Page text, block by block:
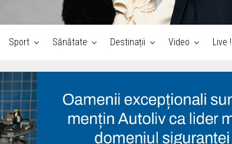
Sport Sănătate Destinații Video Live !